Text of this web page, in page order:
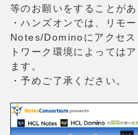
等のお願いをすることがあ
・ハンズオンでは、リモ
Notes/Dominoにアクセス
トワーク環境によっては
ます。
・予めご了承ください。